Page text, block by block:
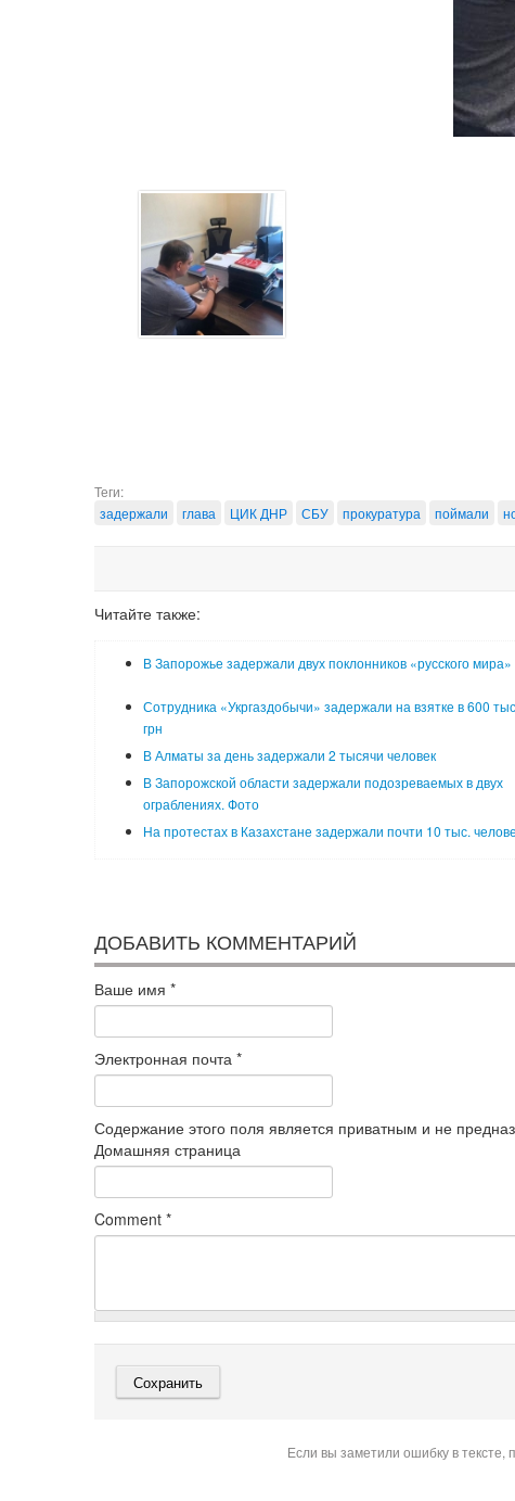
Теги:
задержали
глава ЦИК ДНР СБУ прокуратура поймали
Читайте также:
В Запорожье задержали двух поклонников «русского мира»
Сотрудника «Укргаздобычи» задержали на взятке в 600
грн
В Алматы за день задержали 2 тысячи человек
В Запорожской области задержали подозреваемых в двух
ограблениях. Фото
На протестах в Казахстане задержали почти 10 тыс.
ДОБАВИТЬ КОММЕНТАРИЙ
Ваше имя *
Электронная почта *
Содержание этого поля является приватным и не
Домашняя страница
Comment *
Если вы заметили ошибку в